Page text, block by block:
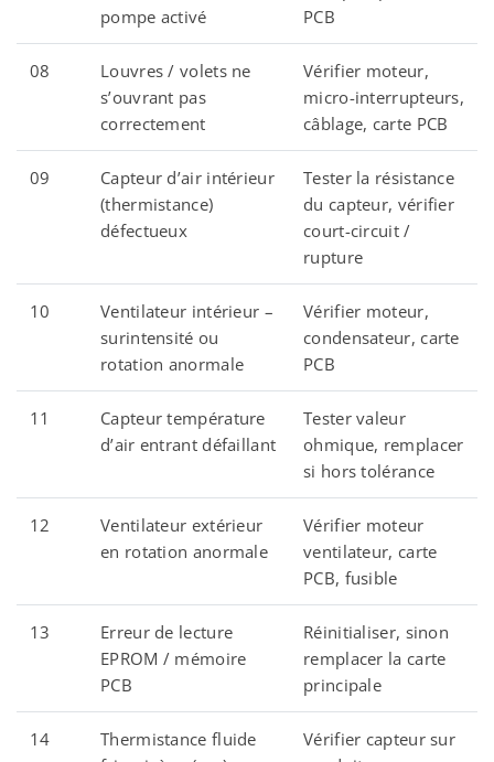
pompe activé
PCB
08
Louvres / volets ne
s’ouvrant pas
correctement
Vérifier moteur,
micro-interrupteurs,
câblage, carte PCB
09
Capteur d’air intérieur
(thermistance)
défectueux
Tester la résistance
du capteur, vérifier
court-circuit /
rupture
10
Ventilateur intérieur –
surintensité ou
rotation anormale
Vérifier moteur,
condensateur, carte
PCB
11
Capteur température
d’air entrant défaillant
Tester valeur
ohmique, remplacer
si hors tolérance
12
Ventilateur extérieur
en rotation anormale
Vérifier moteur
ventilateur, carte
PCB, fusible
13
Erreur de lecture
EPROM / mémoire
PCB
Réinitialiser, sinon
remplacer la carte
principale
14
Thermistance fluide
Vérifier capteur sur